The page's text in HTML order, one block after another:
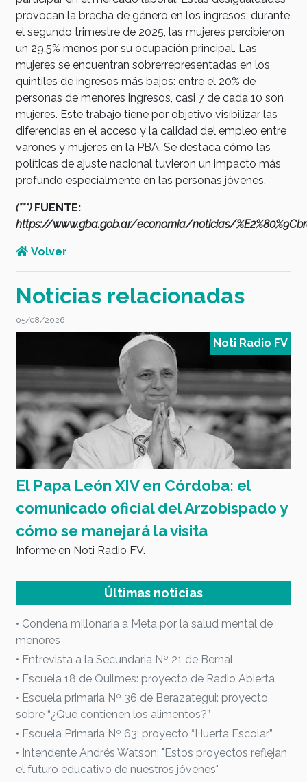
provocan la brecha de género en los ingresos: durante
el segundo trimestre de 2025, las mujeres percibieron
un 29,5% menos por su ocupación principal. Las
mujeres se encuentran sobrerrepresentadas en los
quintiles de ingresos más bajos: entre el 20% de
personas de menores ingresos, casi 7 de cada 10 son
mujeres. Este trabajo tiene por objetivo visibilizar las
diferencias en el acceso y la calidad del empleo entre
varones y mujeres en la PBA. Se destaca cómo las
políticas de ajuste nacional tuvieron un impacto más
profundo especialmente en las personas jóvenes.
(***) FUENTE:
https://www.gba.gob.ar/economia/noticias/
Volver
Noticias relacionadas
Noti Radio FV
Córdoba: el
Arzobispado y
visita
4 de Agosto: Día
Panadero
Efémeride en Noti Radio FV.
Últimas noticias
• Condena millonaria a Meta por la salud mental de
menores
• Entrevista a la Secundaria Nº 21 de Bernal
• Escuela 18 de Quilmes: proyecto de Radio Abierta
• Escuela primaria Nº 36 de Berazategui: proyecto
sobre “¿Qué contienen los alimentos?”
• Escuela Primaria Nº 63: proyecto “Huerta Escolar”
• Intendente Andrés Watson: "Estos proyectos reflejan
el futuro educativo de nuestros jóvenes"